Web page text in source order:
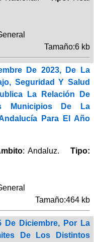
Tamaño:6 kb
De 2023, De La
Seguridad Y Salud
La Relación De
Municipios De La
Para El Año
: Andaluz.Tipo:
Tamaño:464 kb
De Diciembre, Por La
De Los Distintos